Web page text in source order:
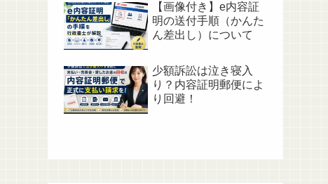
【画像付き】e内容証
明の送付手順（かんた
ん差出し）について
少額訴訟は泣き寝入
り？内容証明郵便によ
り回避！